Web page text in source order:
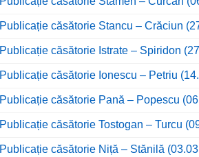
Publicație căsătorie Stancu – Crăciun
Publicație căsătorie Istrate – Spiridon
Publicație căsătorie Ionescu – Petriu
Publicație căsătorie Pană – Popescu
Publicație căsătorie Tostogan – Turcu
Publicație căsătorie Niță – Stănilă